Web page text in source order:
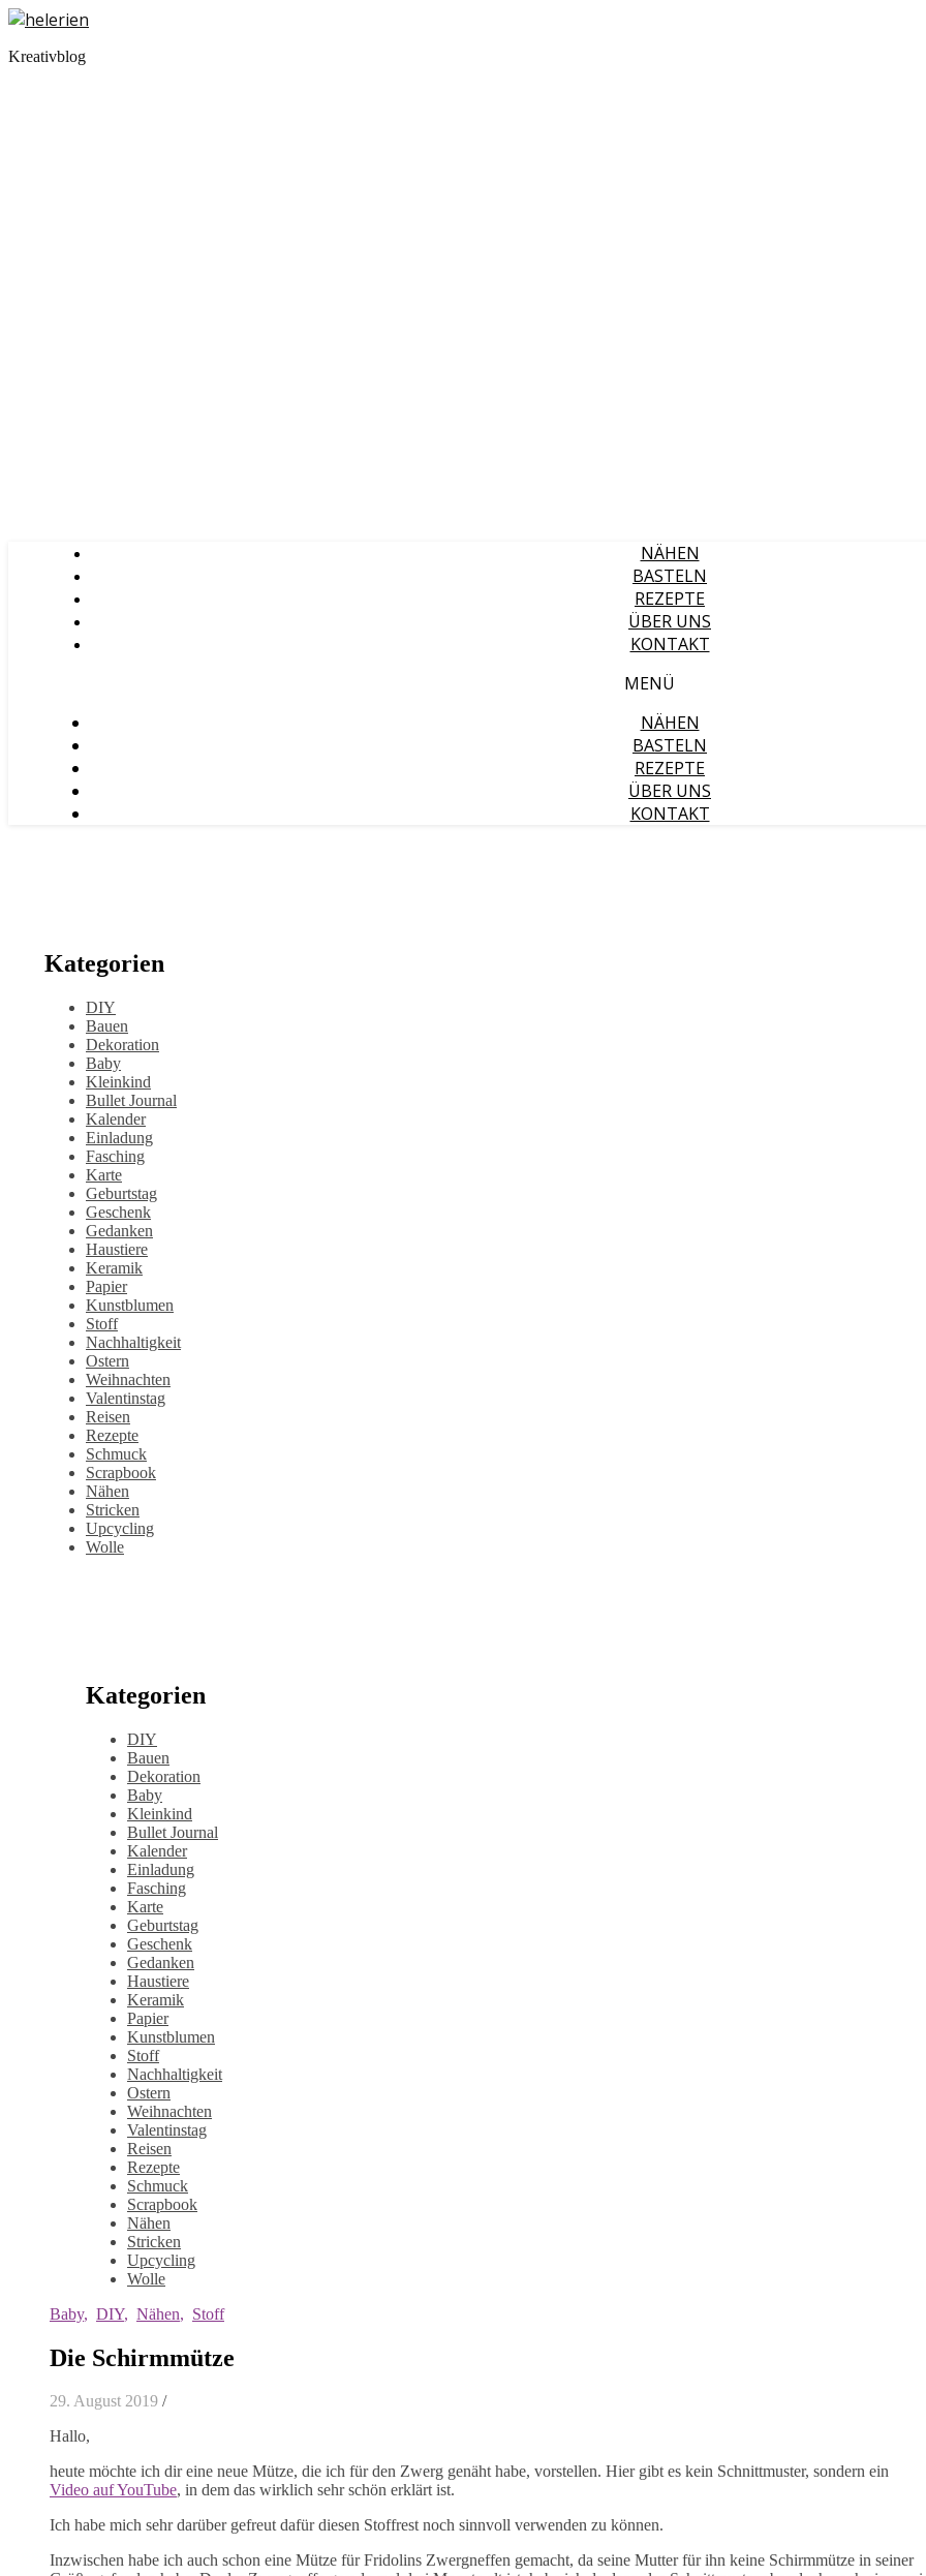
Kreativblog
NÄHEN
BASTELN
REZEPTE
ÜBER UNS
KONTAKT
MENÜ
NÄHEN
BASTELN
REZEPTE
ÜBER UNS
KONTAKT
Kategorien
DIY
Bauen
Dekoration
Baby
Kleinkind
Bullet Journal
Kalender
Einladung
Fasching
Karte
Geburtstag
Geschenk
Gedanken
Haustiere
Keramik
Papier
Kunstblumen
Stoff
Nachhaltigkeit
Ostern
Weihnachten
Valentinstag
Reisen
Rezepte
Schmuck
Scrapbook
Nähen
Stricken
Upcycling
Wolle
Kategorien
DIY
Bauen
Dekoration
Baby
Kleinkind
Bullet Journal
Kalender
Einladung
Fasching
Karte
Geburtstag
Geschenk
Gedanken
Haustiere
Keramik
Papier
Kunstblumen
Stoff
Nachhaltigkeit
Ostern
Weihnachten
Valentinstag
Reisen
Rezepte
Schmuck
Scrapbook
Nähen
Stricken
Upcycling
Wolle
Baby, DIY, Nähen, Stoff
Die Schirmmütze
29. August 2019 /
Hallo,
heute möchte ich dir eine neue Mütze, die ich für den Zwerg genäht habe, vorstellen. Hier gibt es kein Schnittmuster, sondern ein
Video auf YouTube, in dem das wirklich sehr schön erklärt ist.
Ich habe mich sehr darüber gefreut dafür diesen Stoffrest noch sinnvoll verwenden zu können.
Inzwischen habe ich auch schon eine Mütze für Fridolins Zwergneffen gemacht, da seine Mutter für ihn keine Schirmmütze in seiner